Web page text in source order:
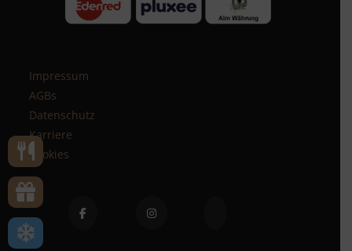
Impressum
AGBs
Datenschutz
Karriere
Cookies